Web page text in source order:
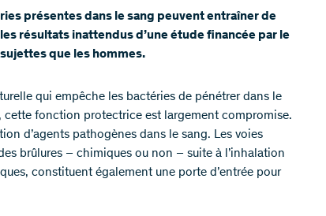
présentes dans le sang peuvent entraîner de
résultats inattendus d’une étude financée par le
que les hommes.
qui empêche les bactéries de pénétrer dans le
cette fonction protectrice est largement compromise.
d’agents pathogènes dans le sang. Les voies
brûlures – chimiques ou non – suite à l’inhalation
constituent également une porte d’entrée pour